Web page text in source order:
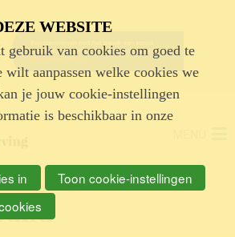
WEBSITE
gebruik van cookies om goed te
aanpassen welke cookies we
je jouw cookie-instellingen
is beschikbaar in onze
in
Toon cookie-instellingen